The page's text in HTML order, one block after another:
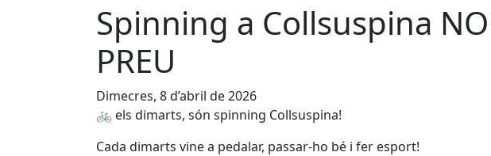
Spinning a Collsuspina
PREU
Dimecres, 8 d’abril de 2026
🚲 els dimarts, són spinning Collsuspina!
Cada dimarts vine a pedalar, passar-ho bé i fer esport!